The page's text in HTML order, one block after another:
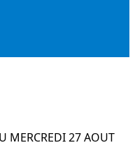
MERCREDI 27 AOUT